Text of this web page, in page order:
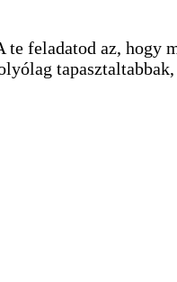
feladatod az, hogy